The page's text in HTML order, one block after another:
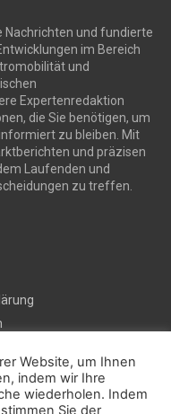
Nachrichten und fundierte
im Bereich
und
Expertenredaktion
die Sie benötigen, um
zu bleiben. Mit
und präzisen
Laufenden und
zu treffen.
veröffentlichen
Website, um Ihnen
indem wir Ihre
wiederholen. Indem
Sie der